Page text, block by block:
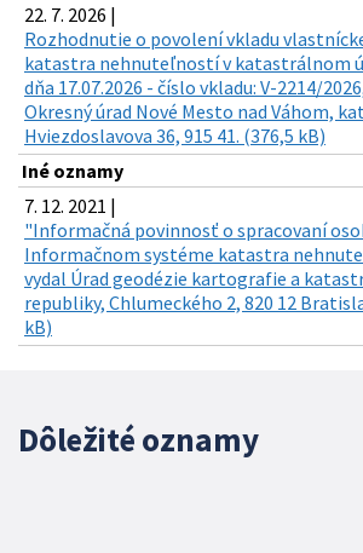
22. 7. 2026 |
Rozhodnutie o povolení vkladu
katastra nehnuteľností v katastrálnom
dňa 17.07.2026 - číslo vkladu: V-2214/
Okresný úrad Nové Mesto nad Váhom,
Hviezdoslavova 36, 915 41. (376,5 kB)
Iné oznamy
7. 12. 2021 |
"Informačná povinnosť o spracovaní
Informačnom systéme katastra
vydal Úrad geodézie kartografie a
republiky, Chlumeckého 2, 820 12
kB)
Dôležité oznamy